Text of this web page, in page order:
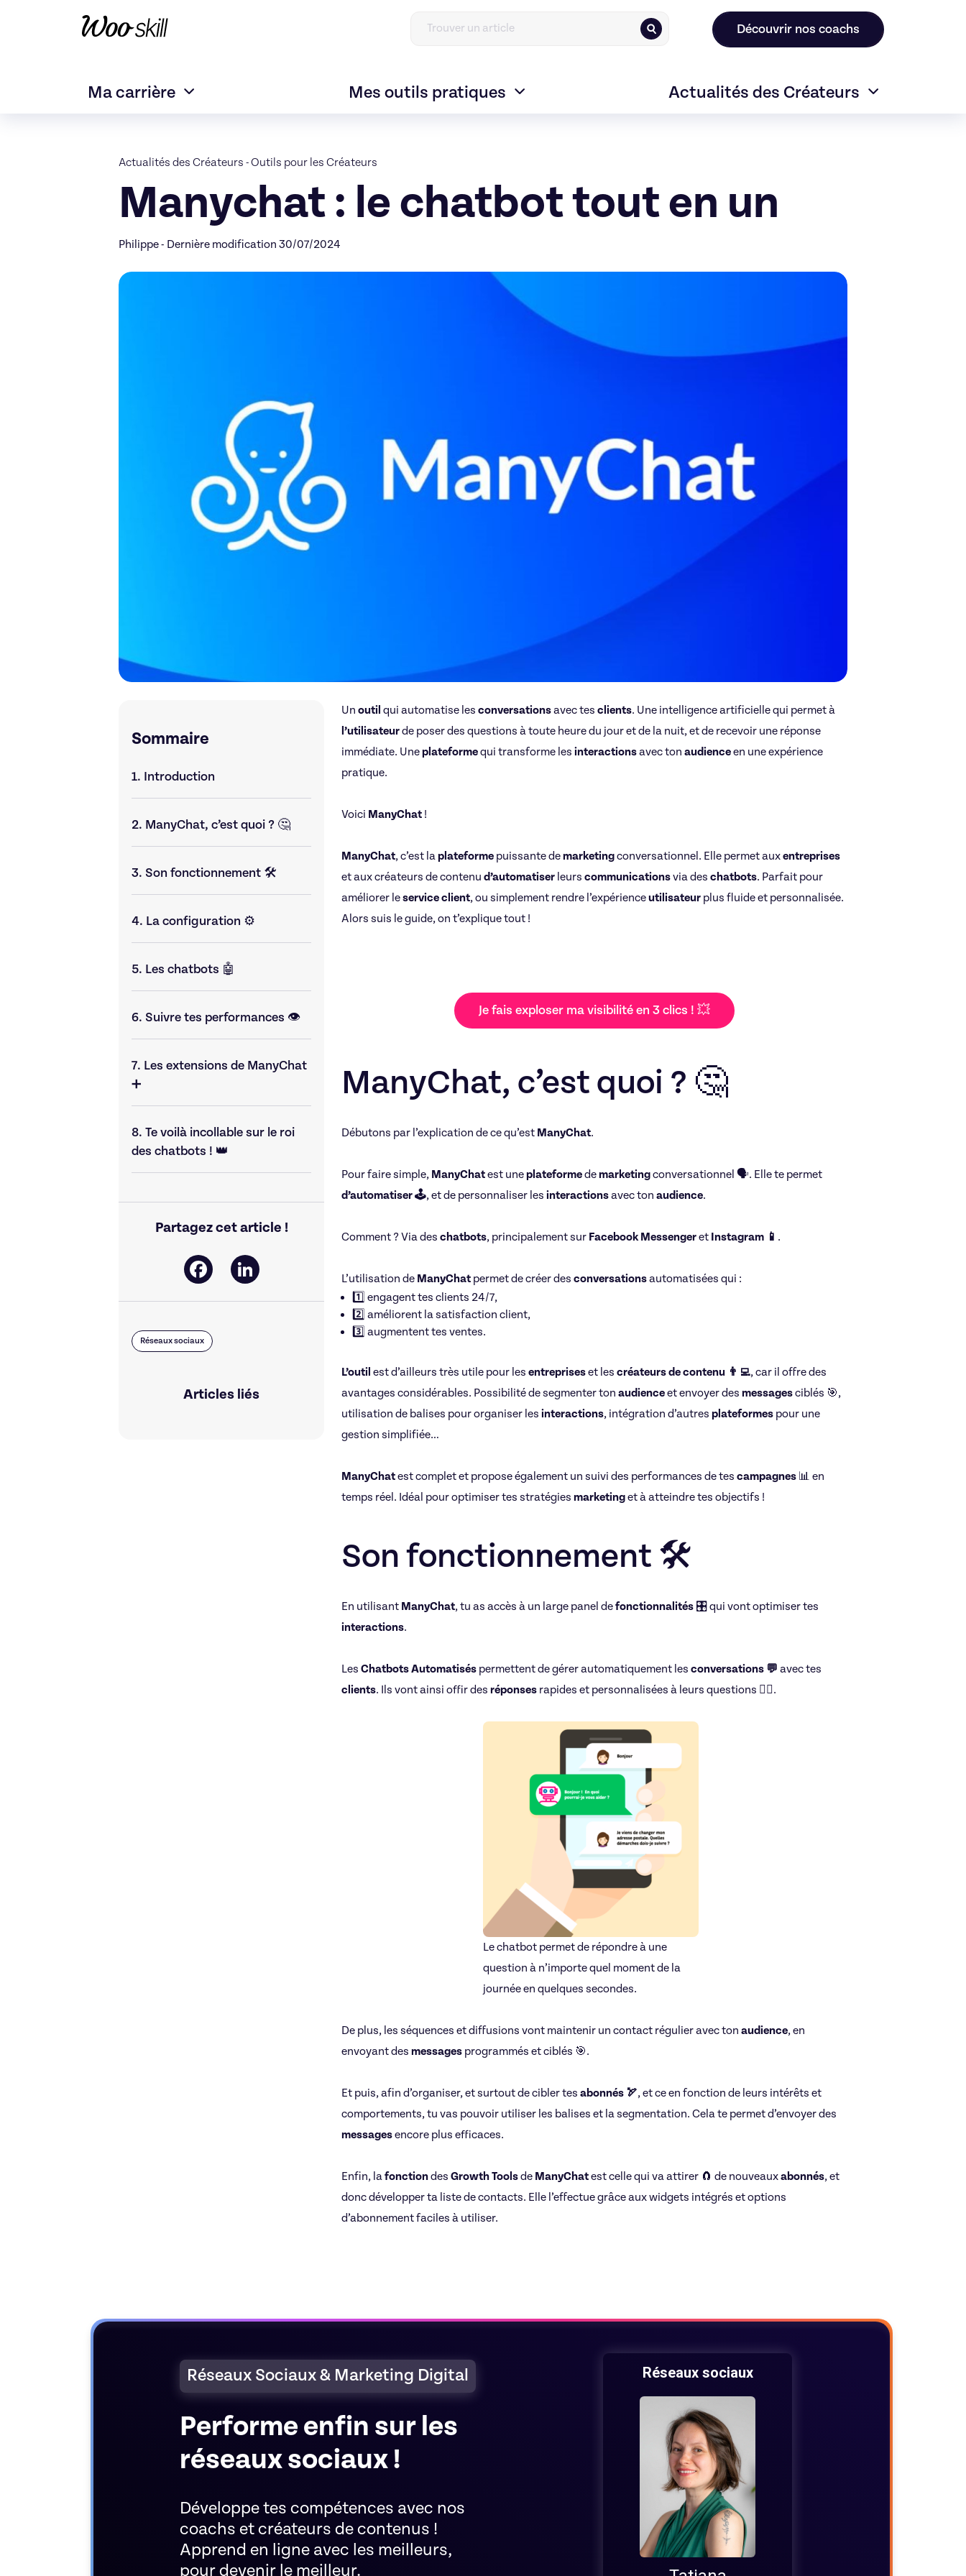
Découvrir nos coachs
Ma carrière Mes outils pratiques Actualités des Créateurs
Actualités des Créateurs -Outils pour les Créateurs
Manychat : le chatbot tout en un
Philippe - Dernière modification 30/07/2024
Sommaire
1. Introduction
2. ManyChat, c’est quoi ? 🤔
3. Son fonctionnement 🛠️
4. La configuration ⚙️
5. Les chatbots 🤖
6. Suivre tes performances 👁️
7. Les extensions de ManyChat
➕
8. Te voilà incollable sur le roi
des chatbots ! 👑
Partagez cet article !
Facebook
LinkedIn
Réseaux sociaux
Articles liés
Un outil qui automatise les conversationsavec tes clients. Une intelligence artificielle qui permet à
l’utilisateurde poser des questions à toute heure du jour et de la nuit, et de recevoir une réponse
immédiate. Uneplateformequi transforme les interactionsavec ton audienceen une expérience
pratique.
Voici ManyChat !
ManyChat, c’est laplateforme puissante demarketingconversationnel. Elle permet auxentreprises
et aux créateurs de contenu d’automatiser leurs communicationsvia des chatbots. Parfait pour
améliorer leservice client, ou simplement rendre l’expérienceutilisateur plus fluide et personnalisée.
Alors suis le guide, on t’explique tout !
Je fais exploser ma visibilité en 3 clics ! 💥
ManyChat, c’est quoi ? 🤔
Débutons par l’explication de ce qu’est ManyChat.
Pour faire simple, ManyChatest uneplateformedemarketingconversationnel 🗣️. Elle te permet
d’automatiser 🕹️, et de personnaliser les interactionsavec ton audience.
Comment ? Via des chatbots, principalement sur Facebook Messengeret Instagram 📱 .
L’utilisation de ManyChat permet de créer des conversationsautomatisées qui :
1️⃣ engagent tes clients 24/7,
2️⃣ améliorent la satisfaction client,
3️⃣ augmentent tes ventes.
L’outil est d’ailleurs très utile pour les entrepriseset les créateurs de contenu 👨‍💻, car il offre des
avantages considérables. Possibilité de segmenter ton audienceet envoyer des messagesciblés 🎯,
utilisation de balises pour organiser les interactions, intégration d’autres plateformes pour une
gestion simplifiée…
ManyChatest complet et propose également un suivi des performances de tes campagnes 📊 en
temps réel. Idéal pour optimiser tes stratégies marketinget à atteindre tes objectifs !
Son fonctionnement 🛠️
En utilisant ManyChat, tu as accès à un large panel defonctionnalités 🎛️ qui vont optimiser tes
interactions.
Les ChatbotsAutomatisés permettent de gérer automatiquement les conversations 💬 avec tes
clients. Ils vont ainsi offir des réponses rapides et personnalisées à leurs questions 🙋‍♀️.
Le chatbot permet de répondre à une
question à n’importe quel moment de la
journée en quelques secondes.
De plus, les séquences et diffusions vont maintenir un contact régulier avec ton audience, en
envoyant des messages programmés et ciblés 🎯.
Et puis, afin d’organiser, et surtout de cibler tes abonnés 🏹, et ce en fonction de leurs intérêts et
comportements, tu vas pouvoir utiliser les balises et la segmentation. Cela te permet d’envoyer des
messagesencore plus efficaces.
Enfin, lafonctiondes Growth Toolsde ManyChatest celle qui va attirer 🧲 de nouveauxabonnés, et
donc développer ta liste de contacts. Elle l’effectue grâce aux widgets intégrés et options
d’abonnement faciles à utiliser.
Réseaux Sociaux & Marketing Digital
Performe enfin sur les
réseaux sociaux !
Développe tes compétences avec nos
coachs et créateurs de contenus !
Apprend en ligne avec les meilleurs,
pour devenir le meilleur.
Aymene
Réseaux sociaux
140€/h
Réseaux sociaux
Réseaux sociaux